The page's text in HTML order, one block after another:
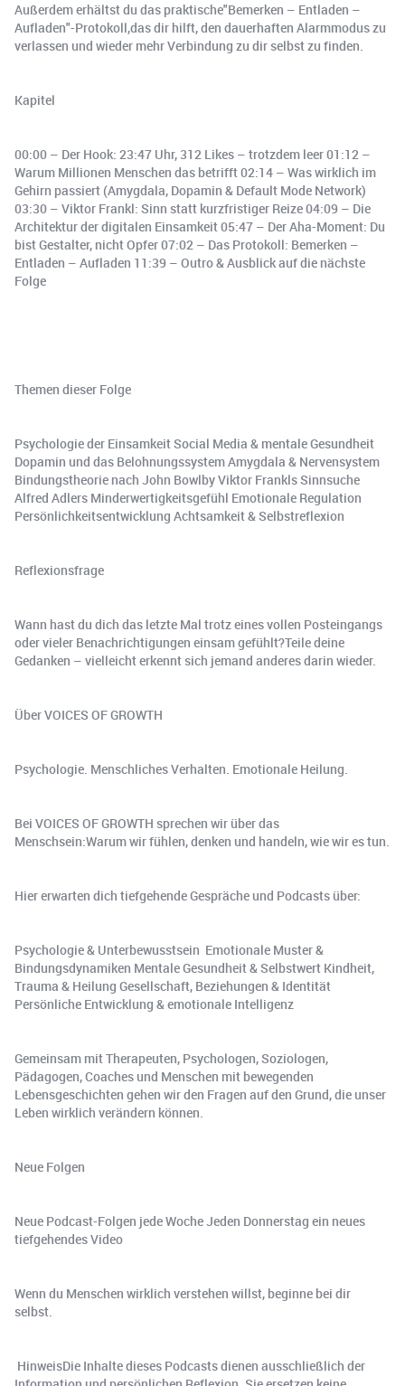
Außerdem erhältst du das praktische"Bemerken – Entladen –
Aufladen"-Protokoll,das dir hilft, den dauerhaften Alarmmodus zu
verlassen und wieder mehr Verbindung zu dir selbst zu finden.
Kapitel
00:00 – Der Hook: 23:47 Uhr, 312 Likes – trotzdem leer 01:12 –
Warum Millionen Menschen das betrifft 02:14 – Was wirklich im
Gehirn passiert (Amygdala, Dopamin & Default Mode Network)
03:30 – Viktor Frankl: Sinn statt kurzfristiger Reize 04:09 – Die
Architektur der digitalen Einsamkeit 05:47 – Der Aha-Moment: Du
bist Gestalter, nicht Opfer 07:02 – Das Protokoll: Bemerken –
Entladen – Aufladen 11:39 – Outro & Ausblick auf die nächste
Folge
Themen dieser Folge
Psychologie der Einsamkeit Social Media & mentale Gesundheit
Dopamin und das Belohnungssystem Amygdala & Nervensystem
Bindungstheorie nach John Bowlby Viktor Frankls Sinnsuche
Alfred Adlers Minderwertigkeitsgefühl Emotionale Regulation
Persönlichkeitsentwicklung Achtsamkeit & Selbstreflexion
Reflexionsfrage
Wann hast du dich das letzte Mal trotz eines vollen Posteingangs
oder vieler Benachrichtigungen einsam gefühlt?Teile deine
Gedanken – vielleicht erkennt sich jemand anderes darin wieder.
Über VOICES OF GROWTH
Psychologie. Menschliches Verhalten. Emotionale Heilung.
Bei VOICES OF GROWTH sprechen wir über das
Menschsein:Warum wir fühlen, denken und handeln, wie wir es tun.
Hier erwarten dich tiefgehende Gespräche und Podcasts über:
Psychologie & Unterbewusstsein ️ Emotionale Muster &
Bindungsdynamiken Mentale Gesundheit & Selbstwert Kindheit,
Trauma & Heilung Gesellschaft, Beziehungen & Identität
Persönliche Entwicklung & emotionale Intelligenz
Gemeinsam mit Therapeuten, Psychologen, Soziologen,
Pädagogen, Coaches und Menschen mit bewegenden
Lebensgeschichten gehen wir den Fragen auf den Grund, die unser
Leben wirklich verändern können.
Neue Folgen
Neue Podcast-Folgen jede Woche Jeden Donnerstag ein neues
tiefgehendes Video
Wenn du Menschen wirklich verstehen willst, beginne bei dir
selbst.
️ HinweisDie Inhalte dieses Podcasts dienen ausschließlich der